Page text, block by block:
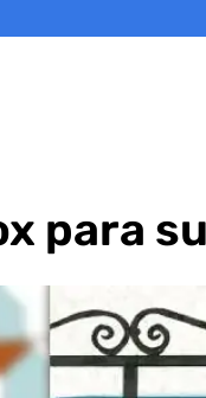
para